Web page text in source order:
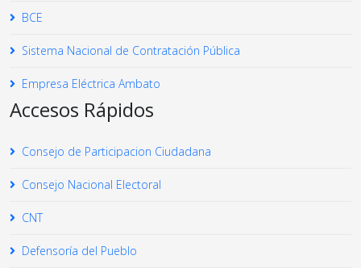
BCE
Sistema Nacional de Contratación Pública
Empresa Eléctrica Ambato
Accesos Rápidos
Consejo de Participacion Ciudadana
Consejo Nacional Electoral
CNT
Defensoría del Pueblo